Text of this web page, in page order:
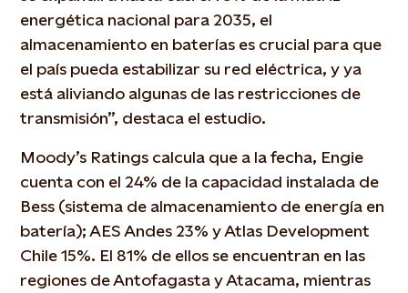
energética nacional para 2035, el
almacenamiento en baterías es crucial para que
el país pueda estabilizar su red eléctrica, y ya
está aliviando algunas de las restricciones de
transmisión”, destaca el estudio.
Moody’s Ratings calcula que a la fecha, Engie
cuenta con el 24% de la capacidad instalada de
Bess (sistema de almacenamiento de energía en
batería); AES Andes 23% y Atlas Development
Chile 15%. El 81% de ellos se encuentran en las
regiones de Antofagasta y Atacama, mientras